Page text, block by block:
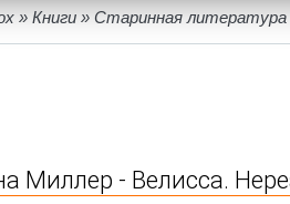
» Книги » Старинная литература
Миллер - Велисса.